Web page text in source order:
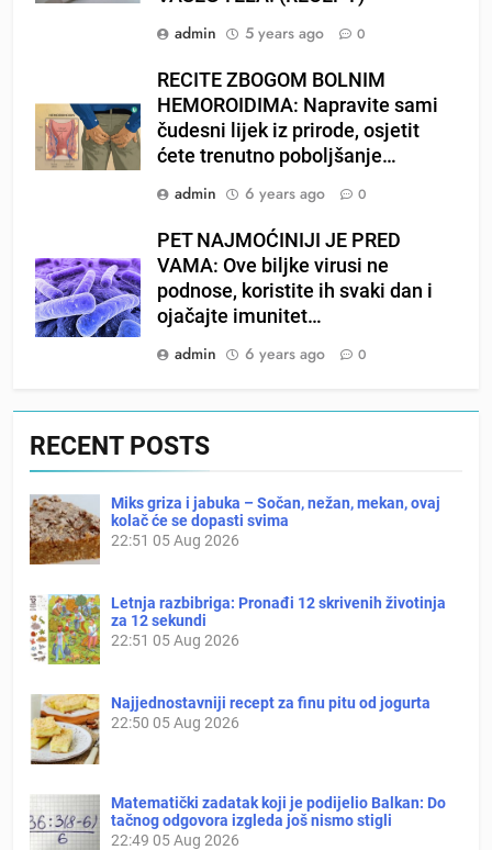
admin
5 years ago 0
RECITE ZBOGOM BOLNIM
HEMOROIDIMA: Napravite sami
čudesni lijek iz prirode, osjetit
ćete trenutno poboljšanje…
admin
6 years ago 0
PET NAJMOĆINIJI JE PRED
VAMA: Ove biljke virusi ne
podnose, koristite ih svaki dan i
ojačajte imunitet…
admin
6 years ago 0
RECENT POSTS
Miks griza i jabuka – Sočan, nežan, mekan, ovaj
kolač će se dopasti svima
22:51 05 Aug 2026
Letnja razbibriga: Pronađi 12 skrivenih životinja
za 12 sekundi
22:51 05 Aug 2026
Najjednostavniji recept za finu pitu od jogurta
22:50 05 Aug 2026
Matematički zadatak koji je podijelio Balkan: Do
tačnog odgovora izgleda još nismo stigli
22:49 05 Aug 2026